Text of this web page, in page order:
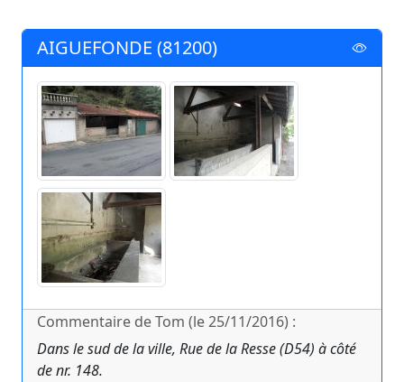
AIGUEFONDE (81200)
Commentaire de Tom (le 25/11/2016) :
Dans le sud de la ville, Rue de la Resse (D54) à côté
de nr. 148.